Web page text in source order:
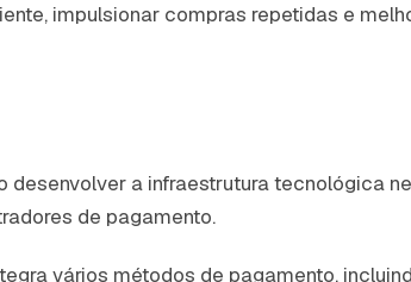
impulsionar compras repetidas e
a infraestrutura tecnológica
de pagamento.
vários métodos de pagamento,